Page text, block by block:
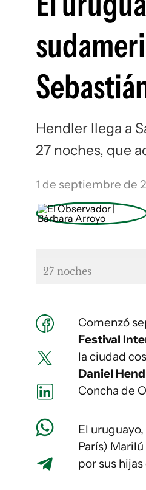
Hendler llega a
27 noches, que
1 de septiembre de
27 noches
Comenzó
Festival
la ciudad
Daniel
Concha de
El
París)
por sus